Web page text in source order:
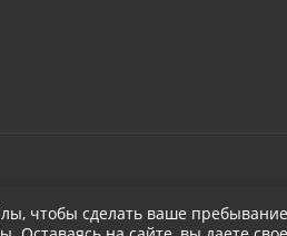
чтобы сделать ваше